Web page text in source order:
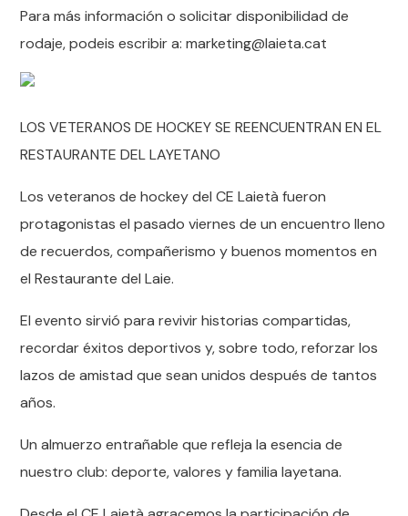
Para más información o solicitar disponibilidad de
rodaje, podeis escribir a: marketing@laieta.cat
LOS VETERANOS DE HOCKEY SE REENCUENTRAN EN EL
RESTAURANTE DEL LAYETANO
Los veteranos de hockey del CE Laietà fueron
protagonistas el pasado viernes de un encuentro lleno
de recuerdos, compañerismo y buenos momentos en
el Restaurante del Laie.
El evento sirvió para revivir historias compartidas,
recordar éxitos deportivos y, sobre todo, reforzar los
lazos de amistad que sean unidos después de tantos
años.
Un almuerzo entrañable que refleja la esencia de
nuestro club: deporte, valores y familia layetana.